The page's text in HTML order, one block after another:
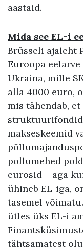
aastaid.
Mida see EL-i
Brüsseli ajaleht
Euroopa
Ukraina, mille
alla 4000 euro,
mis tähendab,
makseskeemid
põllumehed
eurosid – aga
ühineb EL-iga,
tasemel
ütles üks EL-i
tähtsamatest